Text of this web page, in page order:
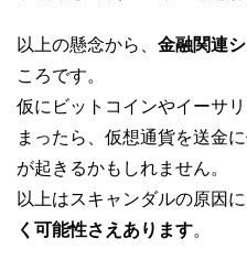
以上の懸念から、 金融関連
ころです。
仮にビットコインやイーサ
まったら、仮想通貨を送金
が起きるかもしれません。
以上はスキャンダルの原因に
く可能性さえあります。